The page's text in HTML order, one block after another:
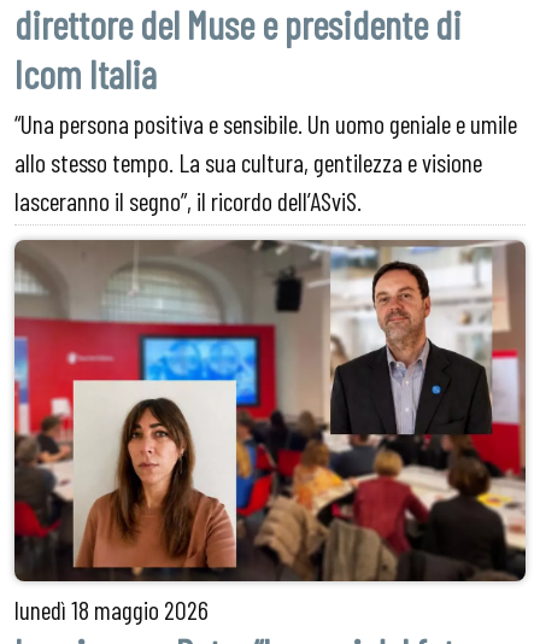
direttore del Muse e presidente di
Icom Italia
“Una persona positiva e sensibile. Un uomo geniale e umile
allo stesso tempo. La sua cultura, gentilezza e visione
lasceranno il segno”, il ricordo dell’ASviS.
lunedì18 maggio 2026